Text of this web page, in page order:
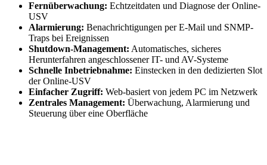
Fernüberwachung: Echtzeitdaten und Diagnose der Online-
USV
Alarmierung: Benachrichtigungen per E-Mail und SNMP-
Traps bei Ereignissen
Shutdown-Management: Automatisches, sicheres
Herunterfahren angeschlossener IT- und AV-Systeme
Schnelle Inbetriebnahme: Einstecken in den dedizierten Slot
der Online-USV
Einfacher Zugriff: Web-basiert von jedem PC im Netzwerk
Zentrales Management: Überwachung, Alarmierung und
Steuerung über eine Oberfläche